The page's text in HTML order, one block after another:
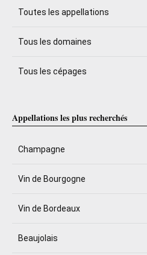
Toutes les appellations
Tous les domaines
Tous les cépages
Appellations les plus recherchés
Champagne
Vin de Bourgogne
Vin de Bordeaux
Beaujolais